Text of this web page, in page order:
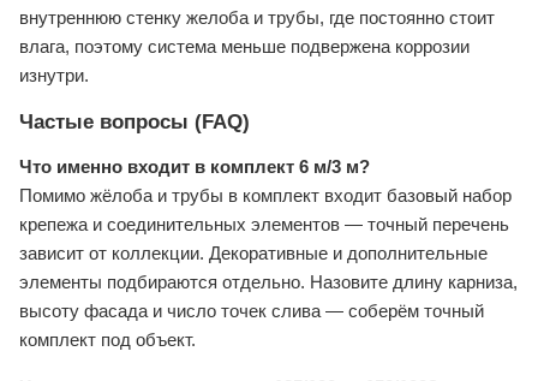
внутреннюю стенку желоба и трубы, где постоянно стоит
влага, поэтому система меньше подвержена коррозии
изнутри.
Частые вопросы (FAQ)
Что именно входит в комплект 6 м/3 м?
Помимо жёлоба и трубы в комплект входит базовый набор
крепежа и соединительных элементов — точный перечень
зависит от коллекции. Декоративные и дополнительные
элементы подбираются отдельно. Назовите длину карниза,
высоту фасада и число точек слива — соберём точный
комплект под объект.